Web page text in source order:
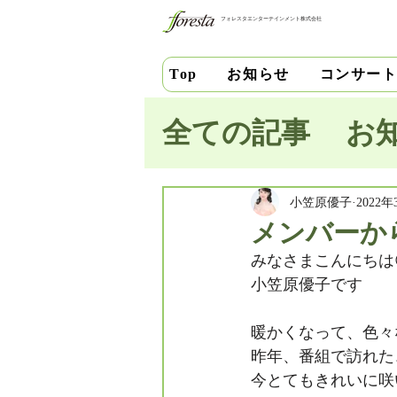
フォレスタエンターテインメント株式会社
Top お知らせ コンサート
全ての記事 お
池田史花 三
中安千晶 財
竹内直紀 山
メンバーか
小笠原優子 2022年
みなさまこんにち
小笠原優子です
暖かくなって、色
昨年、番組で訪れ
今とてもきれいに咲